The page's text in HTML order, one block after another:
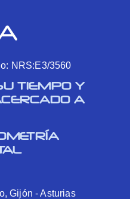
NRS:E3/3560
TIEMPO Y
A
Gijón - Asturias